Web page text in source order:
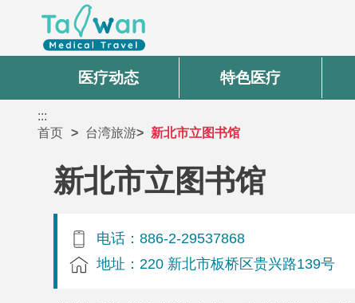
医疗动态 特色医疗
:::
首页
台湾旅游 新北市立图书馆
新北市立图书馆
电话：886-2-29537868
地址：220 新北市板桥区贵兴路139号